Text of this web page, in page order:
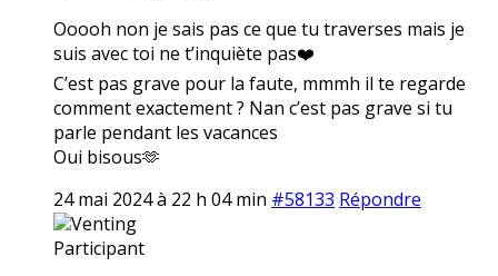
Ooooh non je sais pas ce que tu traverses mais je
suis avec toi ne t’inquiète pas❤️
C’est pas grave pour la faute, mmmh il te regarde
comment exactement ? Nan c’est pas grave si tu
parle pendant les vacances
Oui bisous🫶
24 mai 2024 à 22 h 04 min #58133 Répondre
Venting
Participant